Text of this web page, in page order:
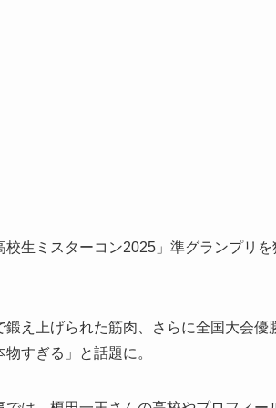
校生ミスターコン2025」準グランプリ
鍛え上げられた筋肉、さらに全国大会
物すぎる」と話題に。